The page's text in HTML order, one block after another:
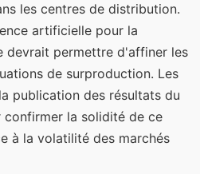
les centres de distribution.
artificielle pour la
devrait permettre d'affiner les
de surproduction. Les
publication des résultats du
la solidité de ce
à la volatilité des marchés